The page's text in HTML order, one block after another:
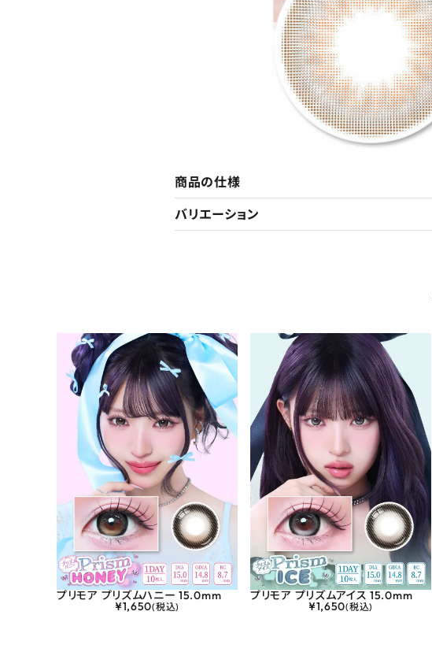
商品の仕様
バリエーション
プリモア プリズムハニー 15.0mm
¥1,650(税込)
プリモア プリズムアイス 15.0mm
¥1,650(税込)